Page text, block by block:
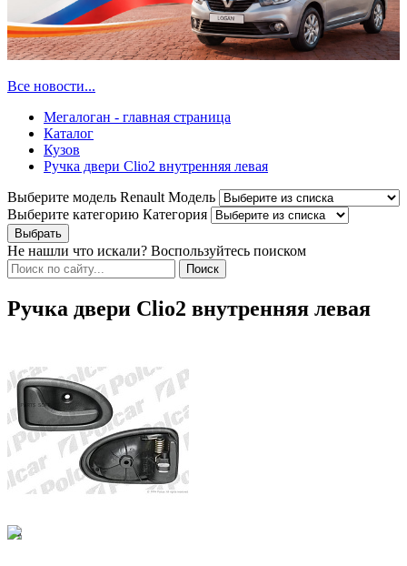
Все новости...
Мегалоган - главная страница
Каталог
Кузов
Ручка двери Clio2 внутренняя левая
Выберите модель Renault Модель
Выберите категорию Категория
Не нашли что искали? Воспользуйтесь поиском
Ручка двери Clio2 внутренняя левая